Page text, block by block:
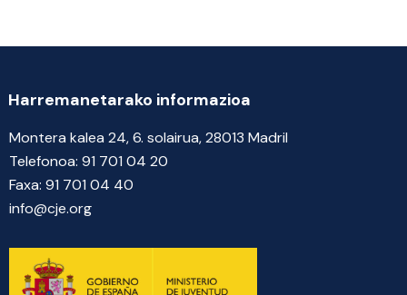
Harremanetarako informazioa
Montera kalea 24, 6. solairua, 28013 Madril
Telefonoa: 91 701 04 20
Faxa: 91 701 04 40
info@cje.org